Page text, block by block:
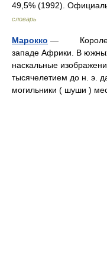
49,5% (1992).
словарь
Марокко —
западе Африки. В
наскальные
тысячелетием до н. э.
могильники ( шуши )